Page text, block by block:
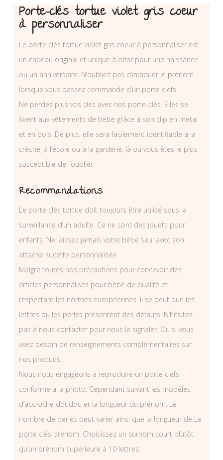
Porte-clés tortue violet gris coeur
à personnaliser
Le porte clés tortue violet gris coeur à personnaliser est
un cadeau original et unique à offrir pour une naissance
ou un anniversaire. N’oubliez pas d’indiquer le prénom
lorsque vous passez commande d’un porte clefs.
Ne perdez plus vos clés avec nos porte-clés. Elles se
fixent aux vêtements de bébé grâce à son clip en métal
et en bois. De plus, elle sera facilement identifiable à la
crèche, à l’école ou à la garderie, là ou vous êtes le plus
susceptible de l’oublier.
Recommandations
Le porte clés tortue doit toujours être utilisé sous la
surveillance d’un adulte. Ce ne sont des jouets pour
enfants. Ne laissez jamais votre bébé seul avec son
attache sucette personnalisée.
Malgré toutes nos précautions pour concevoir des
articles personnalisés pour bébé de qualité et
respectant les normes européennes. Il se peut que les
lettres ou les perles présentent des défauts. N’hésitez
pas à nous contacter pour nous le signaler. Ou si vous
avez besoin de renseignements complémentaires sur
nos produits.
Nous nous engageons à reproduire un porte clefs
conforme à la photo. Cependant suivant les modèles
d’accroche doudou et la longueur du prénom. Le
nombre de perles peut varier ainsi que la longueur de Le
porte clés prénom. Choisissez un surnom court plutôt
qu’un prénom supérieure à 10 lettres.